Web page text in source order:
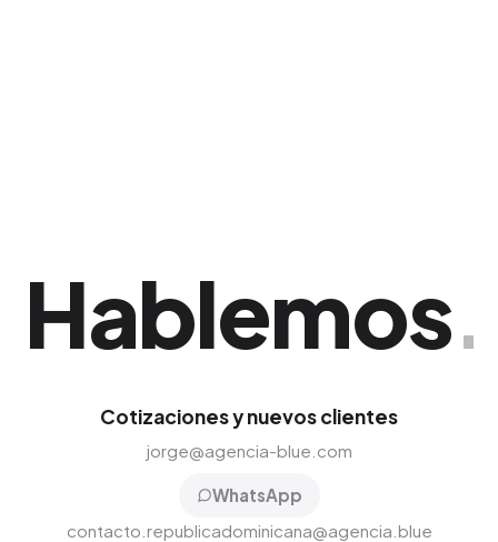
Hablemos.
Cotizaciones y nuevos clientes
jorge@agencia-blue.com
WhatsApp
contacto.republicadominicana@agencia.blue